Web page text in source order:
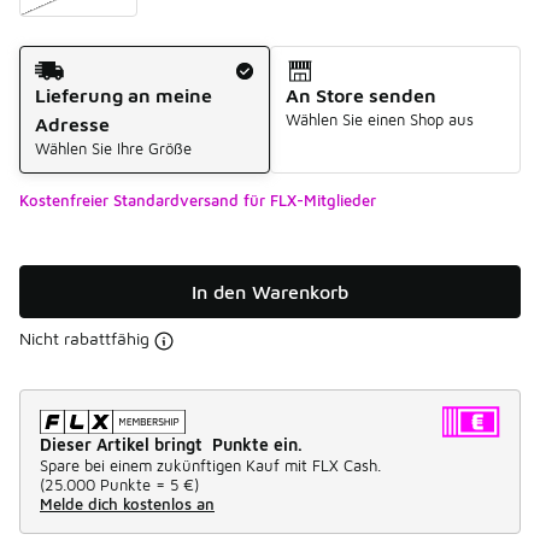
Versandart
Lieferung an meine
Adresse
Wählen Sie Ihre Größe
An Store senden
Wählen Sie einen Shop aus
Kostenfreier Standardversand für FLX-Mitglieder
In den Warenkorb
Nicht rabattfähig
Dieser Artikel bringt Punkte ein.
Spare bei einem zukünftigen Kauf mit FLX Cash.
(25.000 Punkte = 5 €)
Melde dich kostenlos an